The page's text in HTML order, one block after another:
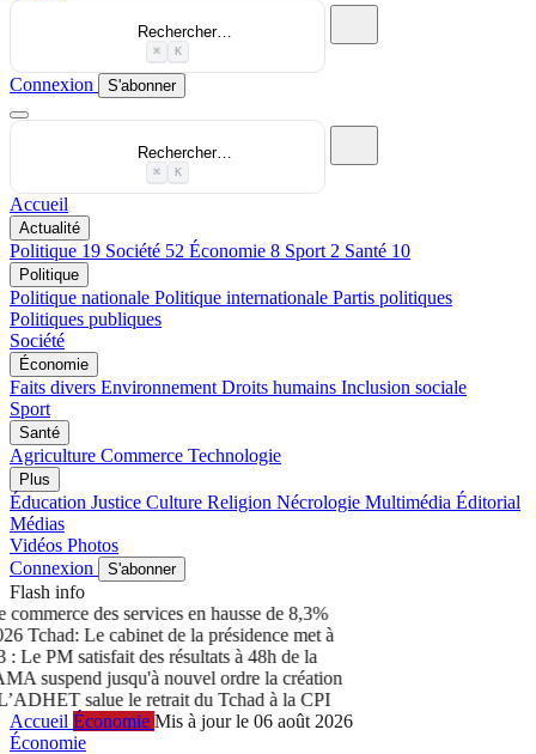
Rechercher…
⌘ K
Connexion S'abonner
Rechercher…
⌘ K
Accueil
Actualité
Politique 19 Société 52 Économie 8 Sport 2 Santé 10
Politique
Politique nationale Politique internationale Partis politiques
Politiques publiques
Société
Économie
Faits divers Environnement Droits humains Inclusion sociale
Sport
Santé
Agriculture Commerce Technologie
Plus
Éducation Justice Culture Religion Nécrologie Multimédia Éditorial
Médias
Vidéos Photos
Connexion
S'abonner
Flash info
des services en hausse de 8,3%
Tchad: Le cabinet de la présidence met à
PM satisfait des résultats à 48h de la
suspend jusqu'à nouvel ordre la création
salue le retrait du Tchad à la CPI
Accueil Économie Mis à jour le 06 août 2026
Économie